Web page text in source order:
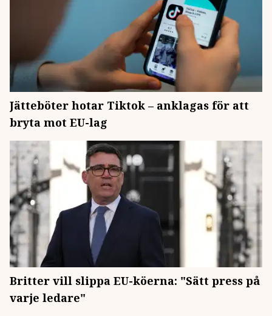
Jätteböter hotar Tiktok – anklagas för att
bryta mot EU-lag
Britter vill slippa EU-köerna: "Sätt press på
varje ledare"